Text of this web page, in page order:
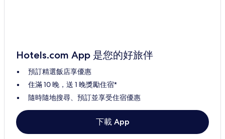
Hotels.com App 是您的好旅伴
預訂精選飯店享優惠
住滿 10 晚，送 1 晚獎勵住宿*
隨時隨地搜尋、預訂並享受住宿優惠
下載 App